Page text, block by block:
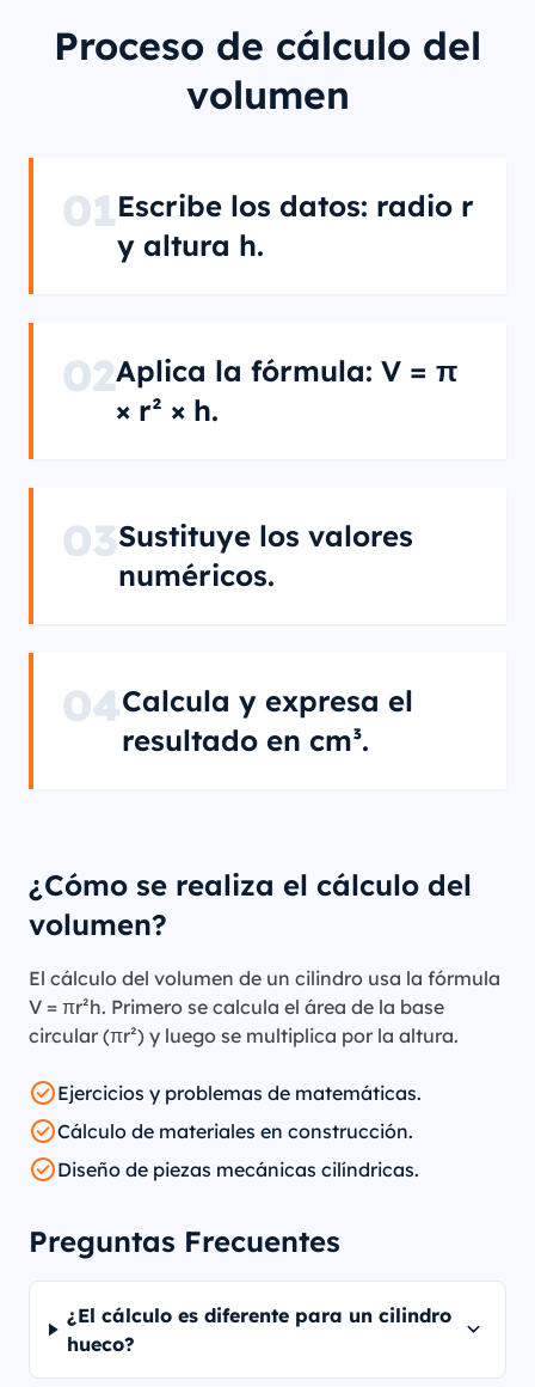
Proceso de cálculo del
volumen
01Escribe los datos: radio r
y altura h.
02Aplica la fórmula: V = π
× r² × h.
03Sustituye los valores
numéricos.
04Calcula y expresa el
resultado en cm³.
¿Cómo se realiza el cálculo del
volumen?
El cálculo del volumen de un cilindro usa la fórmula
V = πr²h. Primero se calcula el área de la base
circular (πr²) y luego se multiplica por la altura.
Ejercicios y problemas de matemáticas.
Cálculo de materiales en construcción.
Diseño de piezas mecánicas cilíndricas.
Preguntas Frecuentes
¿El cálculo es diferente para un cilindro
hueco?